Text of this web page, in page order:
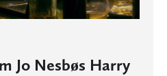
Jo Nesbøs Harry